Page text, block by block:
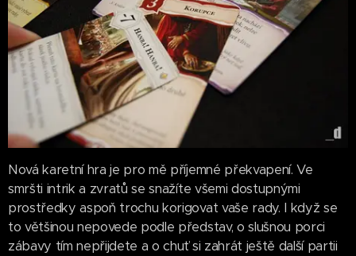
Nová karetní hra je pro mě příjemné překvapení. Ve
smršti intrik a zvratů se snažíte všemi dostupnými
prostředky aspoň trochu korigovat vaše rady. I když se
to většinou nepovede podle představ, o slušnou porci
zábavy tím nepřijdete a o chuť si zahrát ještě další partii